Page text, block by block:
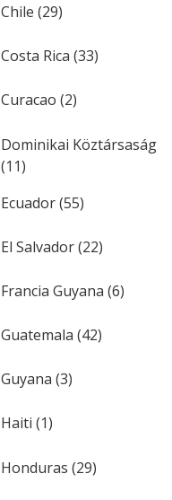
Chile (29)
Costa Rica (33)
Curacao (2)
Dominikai Köztársaság
(11)
Ecuador (55)
El Salvador (22)
Francia Guyana (6)
Guatemala (42)
Guyana (3)
Haiti (1)
Honduras (29)